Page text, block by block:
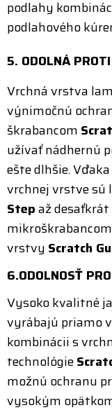
podlahy
podlahového
5. ODOLNÁ
Vrchná vrstva
výnimočnú
škrabancom
užívať nádhernú
ešte dlhšie.
vrchnej vrstve sú
Stepaž
vrstvy Scratch
6.ODOLNOSŤ
Vysoko kvalitné
vyrábajú priamo
kombinácii s
technológie
možnú ochranu
vysokým